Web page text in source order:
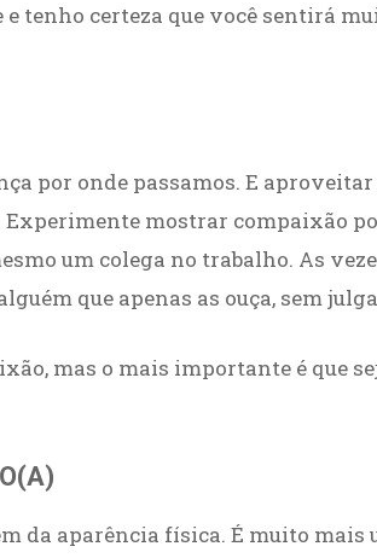
e tenho certeza que você sentirá
por onde passamos. E
mostrar compaixão
um colega no trabalho. As
que apenas as ouça, sem
mas o mais importante é que
da aparência física. É muito